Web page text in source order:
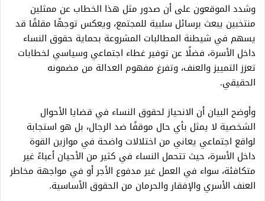
وشدد الموقعون على أن صدور مثل هذا الخطاب عن ممثلين
منتخبين يبعث برسائل سلبية للمجتمع، ويعكس توجهًا مقلقًا قد
يسهم في شيطنة المطالبات المشروعة بحماية حقوق النساء
داخل الأسرة، فضلًا عن توفير غطاء اجتماعي وسياسي لخطابات
تعزز التمييز والعنف، وتفرغ مفهوم العدالة من مضمونه
الحقيقي.
وأوضح البيان أن الانحياز لحقوق النساء في قضايا الأحوال
الشخصية لا يمثل بأي حال موقفًا ضد الرجال، بل هو استجابة
لواقع اجتماعي يعاني من اختلالات واضحة في موازين القوة
داخل الأسرة، حيث تتحمل النساء في كثير من الأحيان أعباءً غير
متكافئة، سواء في العمل غير مدفوع الأجر أو في مواجهة مخاطر
العنف الأسري والإفقار والحرمان من الحقوق الأساسية.